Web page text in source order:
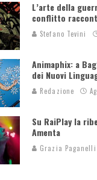
L’arte della
conflitto
Stefano Tevini
Animaphix: a
dei Nuovi
Redazione
Su RaiPlay la
Amenta
Grazia Paganelli